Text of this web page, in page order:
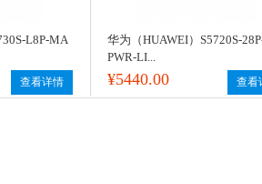
L8P-MA
查看详情
华为（HUAWEI）S5720S-
PWR-LI...
¥5440.00 查看